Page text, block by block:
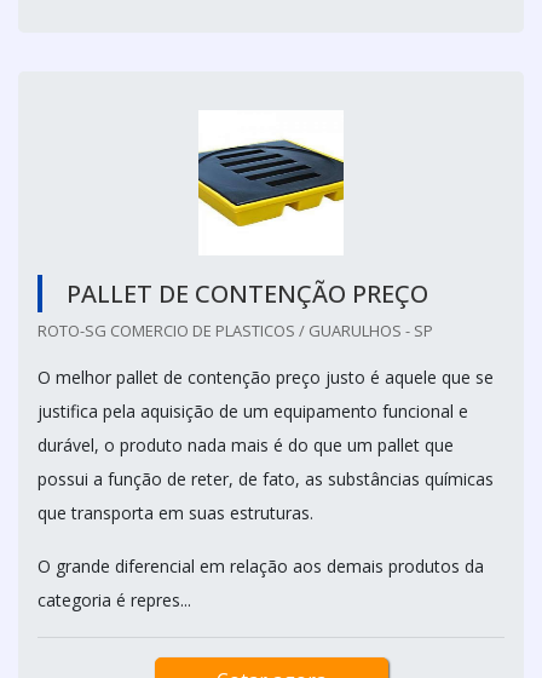
PALLET DE CONTENÇÃO PREÇO
ROTO-SG COMERCIO DE PLASTICOS / GUARULHOS - SP
O melhor pallet de contenção preço justo é aquele que se
justifica pela aquisição de um equipamento funcional e
durável, o produto nada mais é do que um pallet que
possui a função de reter, de fato, as substâncias químicas
que transporta em suas estruturas.
O grande diferencial em relação aos demais produtos da
categoria é repres...